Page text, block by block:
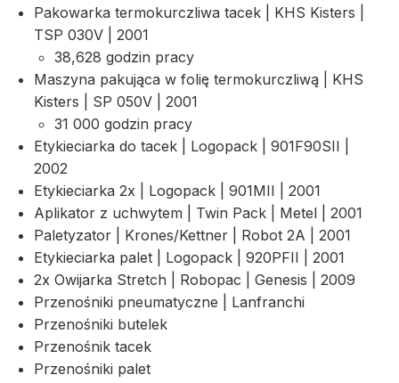
Pakowarka termokurczliwa tacek | KHS Kisters |
TSP 030V | 2001
38,628 godzin pracy
Maszyna pakująca w folię termokurczliwą | KHS
Kisters | SP 050V | 2001
31 000 godzin pracy
Etykieciarka do tacek | Logopack | 901F90SII |
2002
Etykieciarka 2x | Logopack | 901MII | 2001
Aplikator z uchwytem | Twin Pack | Metel | 2001
Paletyzator | Krones/Kettner | Robot 2A | 2001
Etykieciarka palet | Logopack | 920PFII | 2001
2x Owijarka Stretch | Robopac | Genesis | 2009
Przenośniki pneumatyczne | Lanfranchi
Przenośniki butelek
Przenośnik tacek
Przenośniki palet